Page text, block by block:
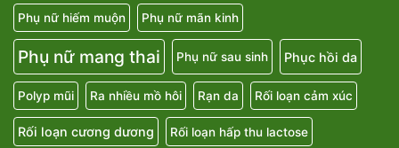
Phụ nữ hiếm muộn Phụ nữ mãn kinh
Phụ nữ mang thai Phụ nữ sau sinh Phục hồi da
Polyp mũi Ra nhiều mồ hôi Rạn da Rối loạn cảm xúc
Rối loạn cương dương Rối loạn hấp thu lactose